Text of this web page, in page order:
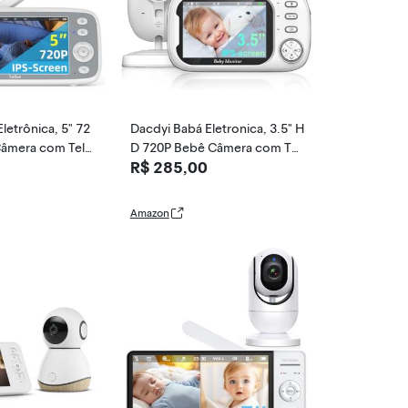
5" 72
com Tel
Inclin
Digital, Detecç
Dacdyi Babá Eletronica, 3.5" H
D 720P Bebê Câmera com Tel
a, 2.4GHz Tecnologia Sem Fi
amento Temperatura, Visão N
R$ 285,00
Amazon